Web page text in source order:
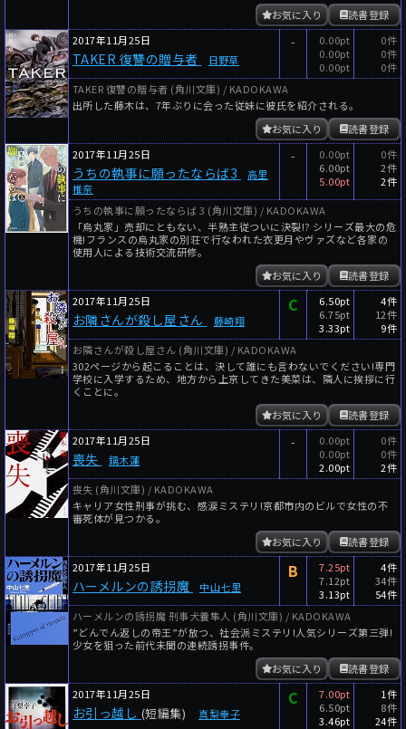
読書登録
お気に入り
2017年11月25日
TAKER 復讐の贈与者 日野草
-
0.00pt
0.00pt
0.00pt
0件
0件
0件
TAKER 復讐の贈与者 (角川文庫) / KADOKAWA
出所した藤木は、7年ぶりに会った従妹に彼氏を紹介される。
読書登録
お気に入り
2017年11月25日
うちの執事に願ったならば3
高里
椎奈
-
0.00pt
6.00pt
5.00pt
0件
2件
2件
うちの執事に願ったならば 3 (角川文庫) / KADOKAWA
「烏丸家」売却にともない、半熟主従ついに決裂!? シリーズ最大の危
機!フランスの烏丸家の別荘で行なわれた衣更月やヴァズなど各家の
使用人による技術交流研修。
読書登録
お気に入り
2017年11月25日
お隣さんが殺し屋さん 藤崎翔
C
6.50pt
6.75pt
3.33pt
4件
12件
9件
お隣さんが殺し屋さん (角川文庫) / KADOKAWA
302ページから起こることは、決して誰にも言わないでください!専門
学校に入学するため、地方から上京してきた美菜は、隣人に挨拶に行
くことに。
読書登録
お気に入り
2017年11月25日
喪失 鏑木蓮
-
0.00pt
0.00pt
2.00pt
0件
0件
2件
喪失 (角川文庫) / KADOKAWA
キャリア女性刑事が挑む、感涙ミステリ!京都市内のビルで女性の不
審死体が見つかる。
読書登録
お気に入り
2017年11月25日
ハーメルンの誘拐魔 中山七里
B
7.25pt
7.12pt
3.13pt
4件
34件
54件
ハーメルンの誘拐魔 刑事犬養隼人 (角川文庫) / KADOKAWA
”どんでん返しの帝王”が放つ、社会派ミステリ!人気シリーズ第三弾!
少女を狙った前代未聞の連続誘拐事件。
読書登録
お気に入り
2017年11月25日
お引っ越し (短編集) 真梨幸子
C
7.00pt
6.50pt
3.46pt
1件
8件
24件